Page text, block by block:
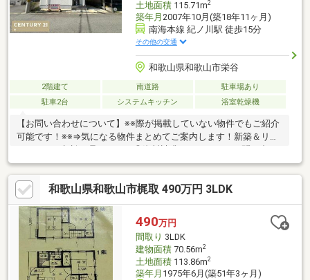
土地面積115.71m2
築年月 2007年10月(築18年11ヶ月)
南海本線 紀ノ川駅 徒歩15分
その他の交通
和歌山県和歌山市栄谷
2階建て 南道路
駐車場あり
駐車2台
システムキッチン 浴室乾燥機
【お問い合わせについて】※※際が掲載していない物件でもご紹介
可能です！※※⇒気になる物件まとめてご案内します！新築＆リフ
せは24時間受付中♪◎18時以降のご見学ご相談・オンライン対
応・女性スタッフ対応も可能♪詳細資料のご請求・物件見学のご依
頼はお気軽に「お電話」または「資料請求ボタン」からお問い合
わせください！【住宅ローン相談会開催中】初めてでご不安な
方、各借入限度額を知りたい方資金・支払い計画を立てたい方、
住み替えをお考えの方無料相談受付中です♪お気軽にお電話くださ
い！
和歌山県和歌山市梶取 490万円 3LDK
490万円
間取り 3LDK
建物面積70.56m2
土地面積113.86m2
築年月 1975年6月(築51年3ヶ月)